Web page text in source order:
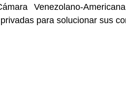
Venezolano-
para solucionar sus